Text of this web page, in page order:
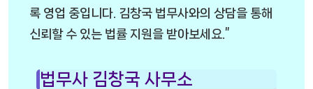
록 영업 중입니다. 김창국 법무사와의 상담을 통해
신뢰할 수 있는 법률 지원을 받아보세요.”
법무사 김창국 사무소